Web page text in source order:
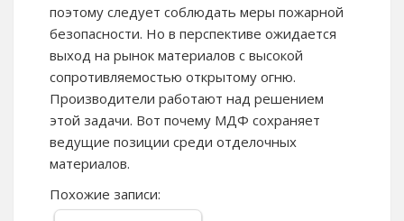
поэтому следует соблюдать меры пожарной
безопасности. Но в перспективе ожидается
выход на рынок материалов с высокой
сопротивляемостью открытому огню.
Производители работают над решением
этой задачи. Вот почему МДФ сохраняет
ведущие позиции среди отделочных
материалов.
Похожие записи: